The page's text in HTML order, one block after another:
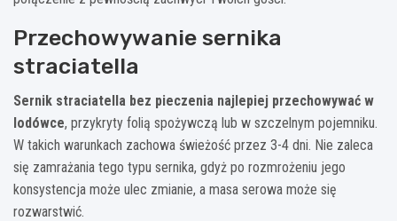
Przechowywanie sernika
straciatella
Sernik straciatella bez pieczenia najlepiej przechowywać w
lodówce, przykryty folią spożywczą lub w szczelnym pojemniku.
W takich warunkach zachowa świeżość przez 3-4 dni. Nie zaleca
się zamrażania tego typu sernika, gdyż po rozmrożeniu jego
konsystencja może ulec zmianie, a masa serowa może się
rozwarstwić.